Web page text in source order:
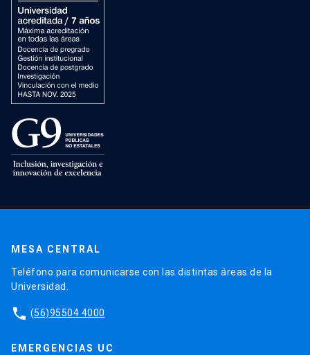
MESA CENTRAL
Teléfono para comunicarse con las distintas áreas de la
Universidad.
phone (56)95504 4000
EMERGENCIAS UC